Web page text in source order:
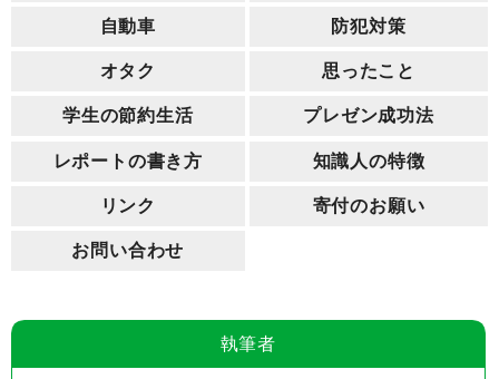
自動車 防犯対策
オタク 思ったこと
学生の節約生活 プレゼン成功法
レポートの書き方 知識人の特徴
リンク 寄付のお願い
お問い合わせ
執筆者